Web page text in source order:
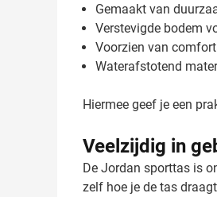
Gemaakt van
Verstevigde bodem
Voorzien van
Waterafstotend
Hiermee geef je een
Veelzijdig in
De Jordan sporttas is
zelf hoe je de tas